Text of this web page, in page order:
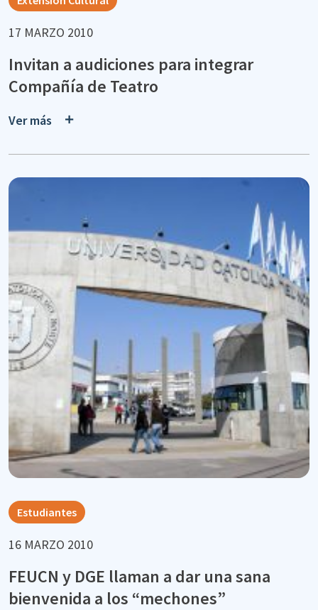
17 MARZO 2010
Invitan a audiciones para integrar
Compañía de Teatro
Ver más
Estudiantes
16 MARZO 2010
FEUCN y DGE llaman a dar una sana
bienvenida a los “mechones”